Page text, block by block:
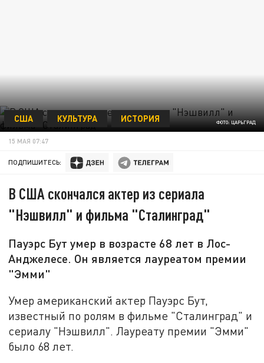
ФОТО: ЦАРЬГРАД
США КУЛЬТУРА ИСТОРИЯ
15 МАЯ 07:47
ПОДПИШИТЕСЬ:
В США скончался актер из сериала
"Нэшвилл" и фильма "Сталинград"
Пауэрс Бут умер в возрасте 68 лет в Лос-
Анджелесе. Он является лауреатом премии
"Эмми"
Умер американский актер Пауэрс Бут,
известный по ролям в фильме "Сталинград" и
сериалу "Нэшвилл". Лауреату премии "Эмми"
было 68 лет.